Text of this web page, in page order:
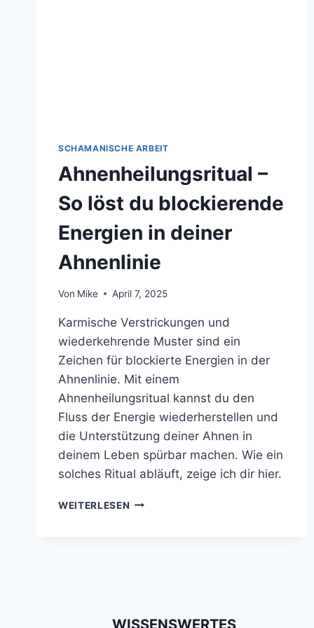
SCHAMANISCHE ARBEIT
Ahnenheilungsritual –
So löst du blockierende
Energien in deiner
Ahnenlinie
Von Mike April 7, 2025
Karmische Verstrickungen und
wiederkehrende Muster sind ein
Zeichen für blockierte Energien in der
Ahnenlinie. Mit einem
Ahnenheilungsritual kannst du den
Fluss der Energie wiederherstellen und
die Unterstützung deiner Ahnen in
deinem Leben spürbar machen. Wie ein
solches Ritual abläuft, zeige ich dir hier.
WEITERLESEN AHNENHEILUNGSRITUAL
DEINER
WISSENSWERTES